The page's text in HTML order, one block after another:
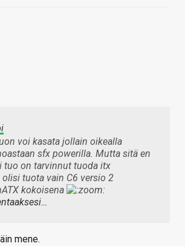
voi kasata jollain oikealla
sfx powerilla. Mutta sitä en
tuo on tarvinnut tuoda itx
tuota vain C6 versio 2
kokoisena
mene.